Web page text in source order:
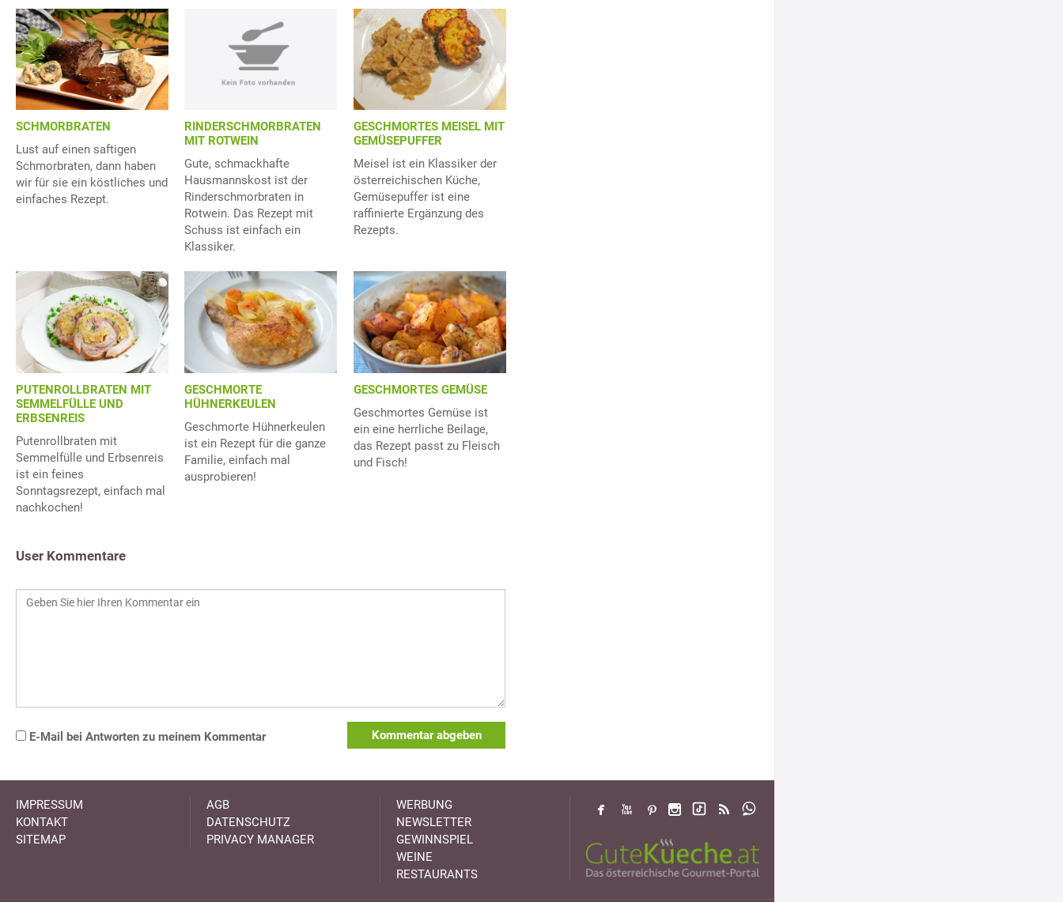
SCHMORBRATEN
Lust auf einen saftigen
Schmorbraten, dann haben
wir für sie ein köstliches und
einfaches Rezept.
RINDERSCHMORBRATEN
MIT ROTWEIN
Gute, schmackhafte
Hausmannskost ist der
Rinderschmorbraten in
Rotwein. Das Rezept mit
Schuss ist einfach ein
Klassiker.
GESCHMORTES MEISEL MIT
GEMÜSEPUFFER
Meisel ist ein Klassiker der
österreichischen Küche,
Gemüsepuffer ist eine
raffinierte Ergänzung des
Rezepts.
PUTENROLLBRATEN MIT
SEMMELFÜLLE UND
ERBSENREIS
Putenrollbraten mit
Semmelfülle und Erbsenreis
ist ein feines
Sonntagsrezept, einfach mal
nachkochen!
GESCHMORTE
HÜHNERKEULEN
Geschmorte Hühnerkeulen
ist ein Rezept für die ganze
Familie, einfach mal
ausprobieren!
GESCHMORTES GEMÜSE
Geschmortes Gemüse ist
ein eine herrliche Beilage,
das Rezept passt zu Fleisch
und Fisch!
User Kommentare
E-Mail bei Antworten zu meinem Kommentar Kommentar abgeben
IMPRESSUM
KONTAKT
SITEMAP
AGB
DATENSCHUTZ
PRIVACY MANAGER
WERBUNG
NEWSLETTER
GEWINNSPIEL
WEINE
RESTAURANTS